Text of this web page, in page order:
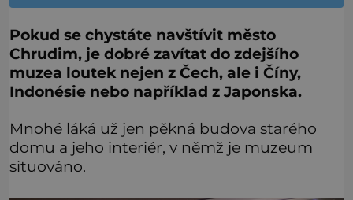
Pokud se chystáte navštívit město
Chrudim, je dobré zavítat do zdejšího
muzea loutek nejen z Čech, ale i Číny,
Indonésie nebo například z Japonska.
Mnohé láká už jen pěkná budova starého
domu a jeho interiér, v němž je muzeum
situováno.